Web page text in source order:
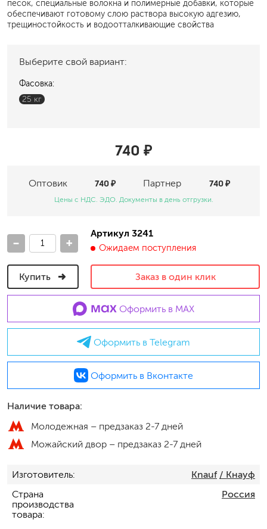
песок, специальные волокна и полимерные добавки, которые
обеспечивают готовому слою раствора высокую адгезию,
трещиностойкость и водоотталкивающие свойства
Выберите свой вариант:
Фасовка:
25 кг
740 ₽
Оптовик Партнер
740 ₽ 740 ₽
Цены с НДС. ЭДО. Документы в день отгрузки.
- +
Артикул 3241
Ожидаем поступления
Купить Заказ в один клик
Оформить в MAX
Оформить в Telegram
Оформить в Вконтакте
Наличие товара:
Молодежная – предзаказ 2-7 дней
Можайский двор – предзаказ 2-7 дней
Изготовитель Knauf / Кнауф
Страна
производства
товара
Россия